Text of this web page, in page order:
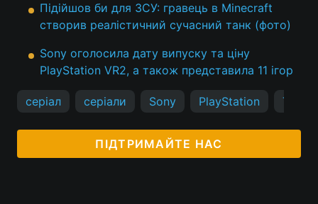
Підійшов би для ЗСУ: гравець в Minecraft
створив реалістичний сучасний танк (фото)
Sony оголосила дату випуску та ціну
PlayStation VR2, а також представила 11 ігор
серіал серіали Sony PlayStation The
ПІДТРИМАЙТЕ НАС